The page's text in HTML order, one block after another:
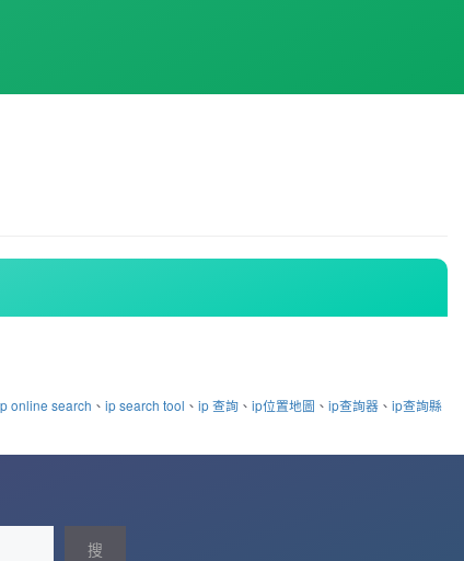
online search 、ip search tool 、ip 查詢 、ip位置地圖 、ip查詢器 、ip查詢縣
搜